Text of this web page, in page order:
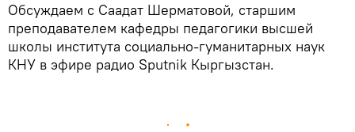
Обсуждаем с Саадат Шерматовой, старшим
преподавателем кафедры педагогики высшей
школы института социально-гуманитарных наук
КНУ в эфире радио Sputnik Кыргызстан.